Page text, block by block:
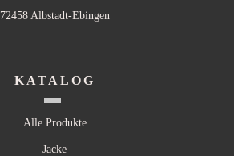
72458 Albstadt-Ebingen
KATALOG
Alle Produkte
Jacke